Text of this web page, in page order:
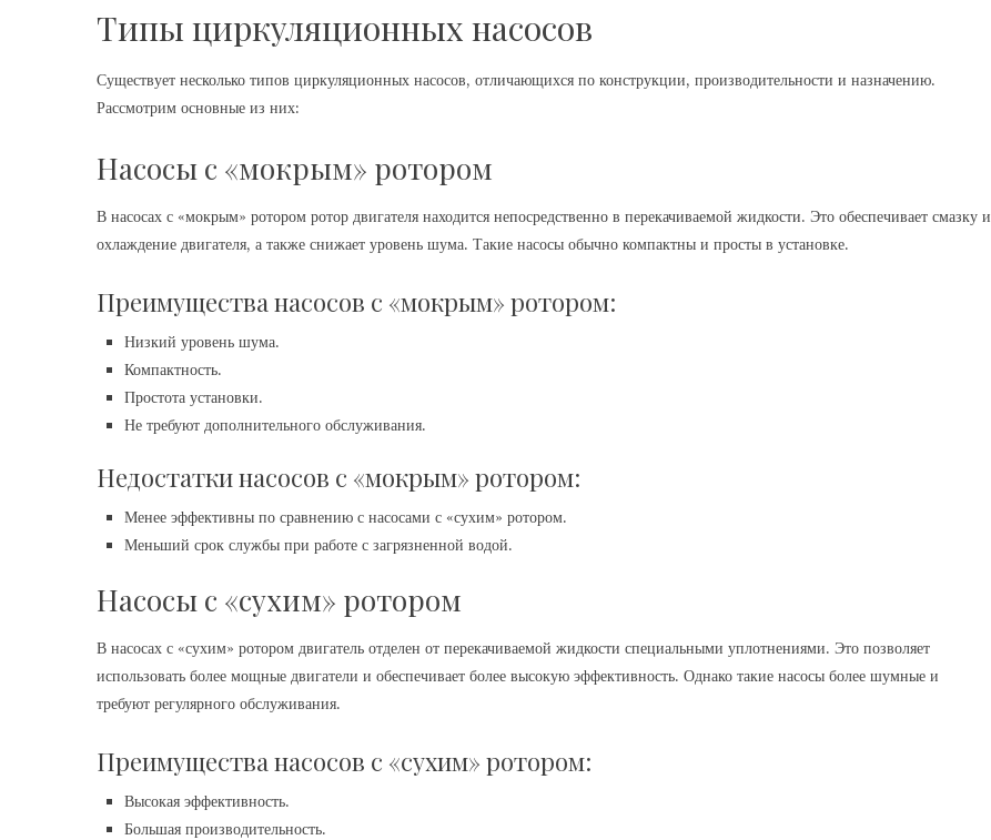
Типы циркуляционных насосов
Существует несколько типов циркуляционных насосов, отличающихся по конструкции, производительности и назначению.
Рассмотрим основные из них:
Насосы с «мокрым» ротором
В насосах с «мокрым» ротором ротор двигателя находится непосредственно в перекачиваемой жидкости. Это обеспечивает смазку и
охлаждение двигателя, а также снижает уровень шума. Такие насосы обычно компактны и просты в установке.
Преимущества насосов с «мокрым» ротором:
Низкий уровень шума.
Компактность.
Простота установки.
Не требуют дополнительного обслуживания.
Недостатки насосов с «мокрым» ротором:
Менее эффективны по сравнению с насосами с «сухим» ротором.
Меньший срок службы при работе с загрязненной водой.
Насосы с «сухим» ротором
В насосах с «сухим» ротором двигатель отделен от перекачиваемой жидкости специальными уплотнениями. Это позволяет
использовать более мощные двигатели и обеспечивает более высокую эффективность. Однако такие насосы более шумные и
требуют регулярного обслуживания.
Преимущества насосов с «сухим» ротором:
Высокая эффективность.
Большая производительность.